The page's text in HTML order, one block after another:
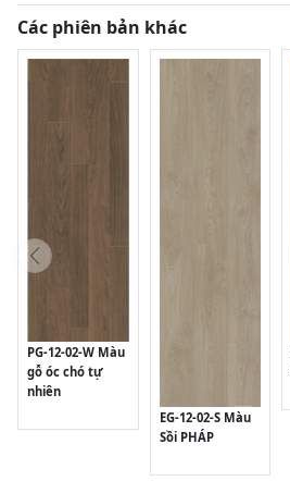
Các phiên bản khác
PG-12-02-W Màu
gỗ óc chó tự
nhiên
EG-12-02-S Màu
Sồi PHÁP